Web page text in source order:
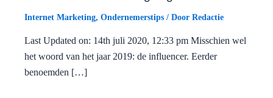
Internet Marketing, Ondernemerstips / Door Redactie
Last Updated on: 14th juli 2020, 12:33 pm Misschien wel
het woord van het jaar 2019: de influencer. Eerder
benoemden […]